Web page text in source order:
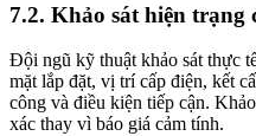
7.2. Khảo sát hiện trạng
Đội ngũ kỹ thuật khảo sát thực
mặt lắp đặt, vị trí cấp điện, kết
công và điều kiện tiếp cận.
xác thay vì báo giá cảm tính.